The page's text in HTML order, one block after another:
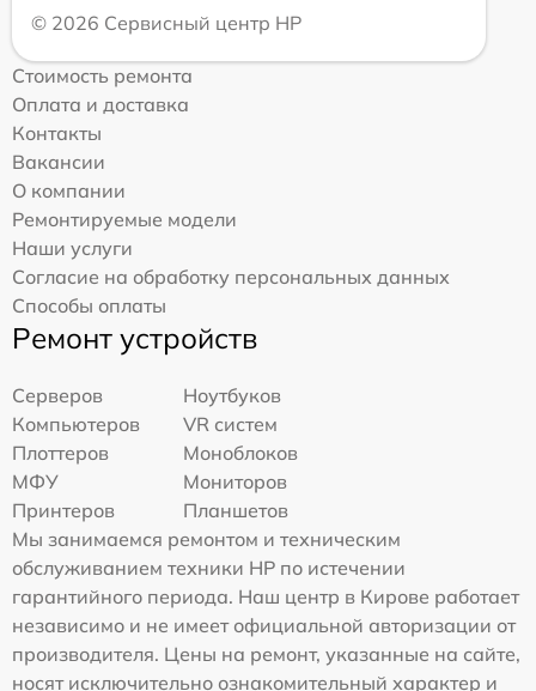
© 2026 Сервисный центр HP
Стоимость ремонта
Оплата и доставка
Контакты
Вакансии
О компании
Ремонтируемые модели
Наши услуги
Согласие на обработку персональных данных
Способы оплаты
Ремонт устройств
Серверов
Ноутбуков
Компьютеров
VR систем
Плоттеров
Моноблоков
МФУ
Мониторов
Принтеров
Планшетов
Мы занимаемся ремонтом и техническим
обслуживанием техники HP по истечении
гарантийного периода. Наш центр в Кирове работает
независимо и не имеет официальной авторизации от
производителя. Цены на ремонт, указанные на сайте,
носят исключительно ознакомительный характер и